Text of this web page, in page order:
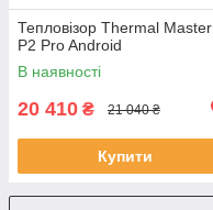
Тепловізор Thermal Master
P2 Pro Android
В наявності
20 410 ₴ 21 040 ₴
Купити